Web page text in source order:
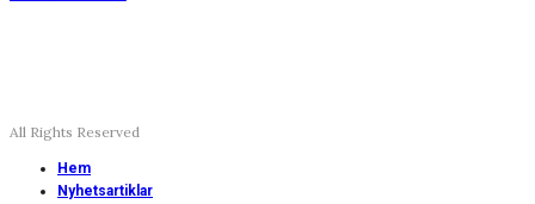
All Rights Reserved
Hem
Nyhetsartiklar